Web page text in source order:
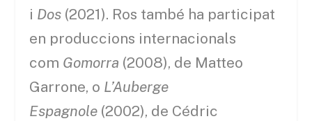
i Dos (2021). Ros també ha participat
en produccions internacionals
com Gomorra (2008), de Matteo
Garrone, o L’Auberge
Espagnole (2002), de Cédric